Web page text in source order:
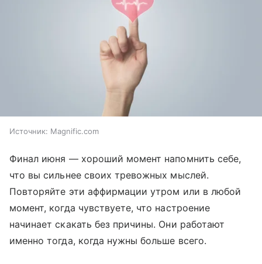
Источник: Magnific.com
Финал июня — хороший момент напомнить себе,
что вы сильнее своих тревожных мыслей.
Повторяйте эти аффирмации утром или в любой
момент, когда чувствуете, что настроение
начинает скакать без причины. Они работают
именно тогда, когда нужны больше всего.